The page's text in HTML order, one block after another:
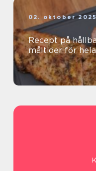
02. oktober 2025
Recept på
måltider för